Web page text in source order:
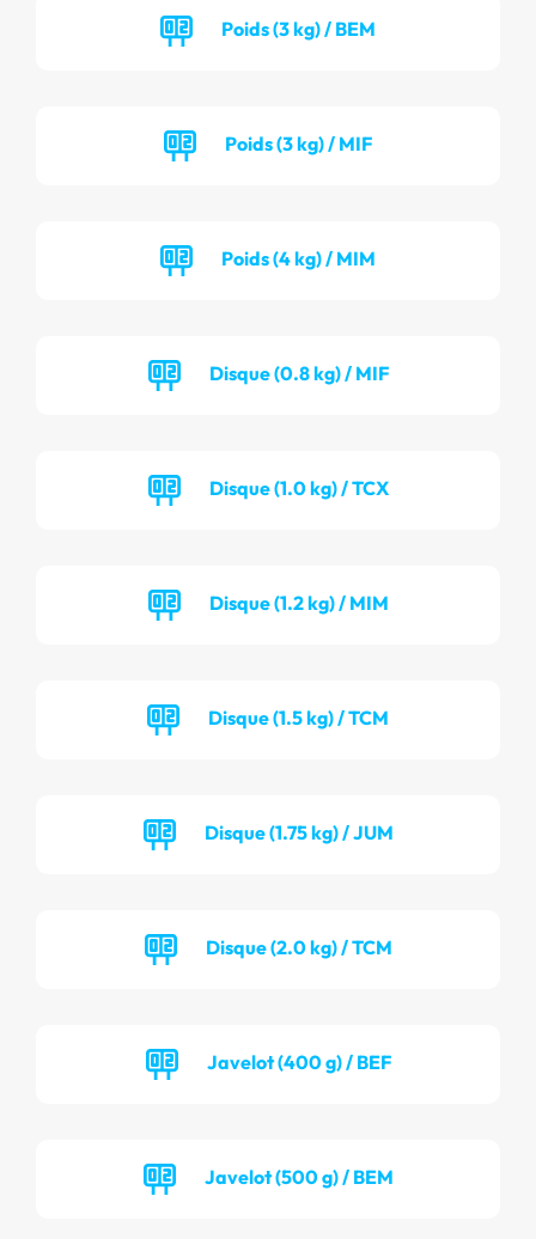
Poids (3 kg) / BEM
Poids (3 kg) / MIF
Poids (4 kg) / MIM
Disque (0.8 kg) / MIF
Disque (1.0 kg) / TCX
Disque (1.2 kg) / MIM
Disque (1.5 kg) / TCM
Disque (1.75 kg) / JUM
Disque (2.0 kg) / TCM
Javelot (400 g) / BEF
Javelot (500 g) / BEM